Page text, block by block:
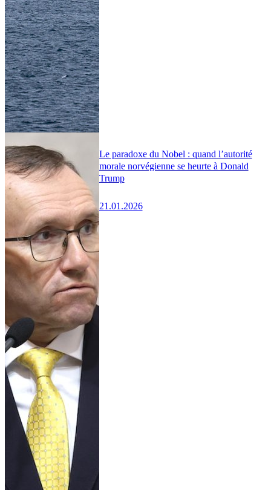
Le paradoxe du Nobel : quand l’autorité
morale norvégienne se heurte à Donald
Trump
21.01.2026